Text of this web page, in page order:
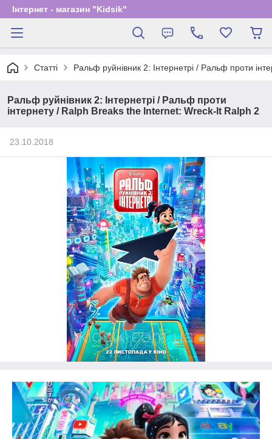
Інтернет - магазин "Kidsik"
Статті Ральф руйнівник 2: Інтернетрі / Ральф проти
Ральф руйнівник 2: Інтернетрі / Ральф проти
інтернету / Ralph Breaks the Internet: Wreck-It Ralph 2
23.10.2018